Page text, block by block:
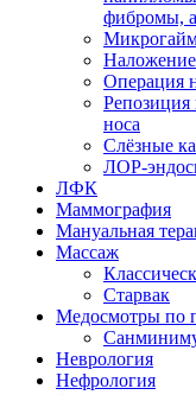
фибромы,
Операция
Репозиция
носа
Слёзные
ЛОР-
ЛФК
Маммография
Мануальная
Массаж
Старвак
Медосмотры по
Неврология
Нефрология